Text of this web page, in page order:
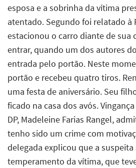
esposa e a sobrinha da vítima
atentado. Segundo foi relatado à
estacionou o carro diante de sua
entrar, quando um dos autores
entrada pelo portão. Neste
portão e recebeu quatro tiros.
uma festa de aniversário. Seu
ficado na casa dos avós.
DP, Madeleine Farias Rangel,
tenho sido um crime com
delegada explicou que a suspeita
temperamento da vítima, que